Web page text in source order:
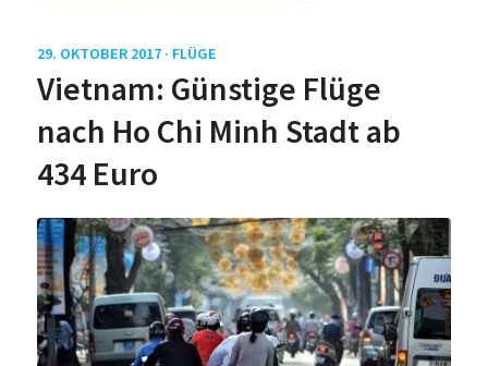
29. OKTOBER 2017 · FLÜGE
Vietnam: Günstige Flüge
nach Ho Chi Minh Stadt ab
434 Euro